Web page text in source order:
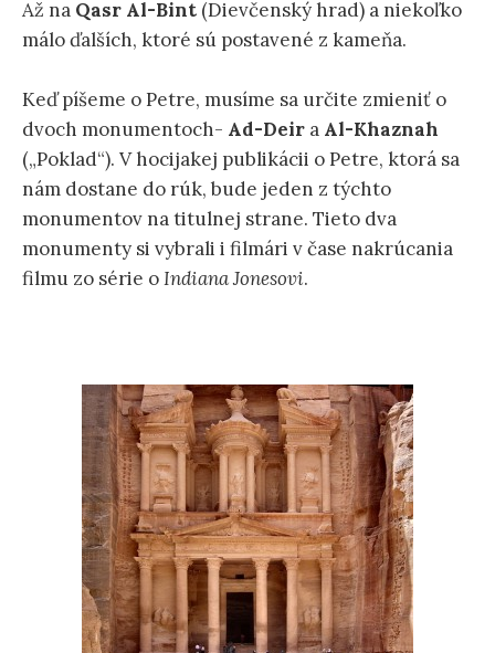
Až na Qasr Al-Bint (Dievčenský hrad) a niekoľko
málo ďalších, ktoré sú postavené z kameňa.
Keď píšeme o Petre, musíme sa určite zmieniť o
dvoch monumentoch- Ad-Deir a Al-Khaznah
(„Poklad“). V hocijakej publikácii o Petre, ktorá sa
nám dostane do rúk, bude jeden z týchto
monumentov na titulnej strane. Tieto dva
monumenty si vybrali i filmári v čase nakrúcania
filmu zo série oIndiana Jonesovi.